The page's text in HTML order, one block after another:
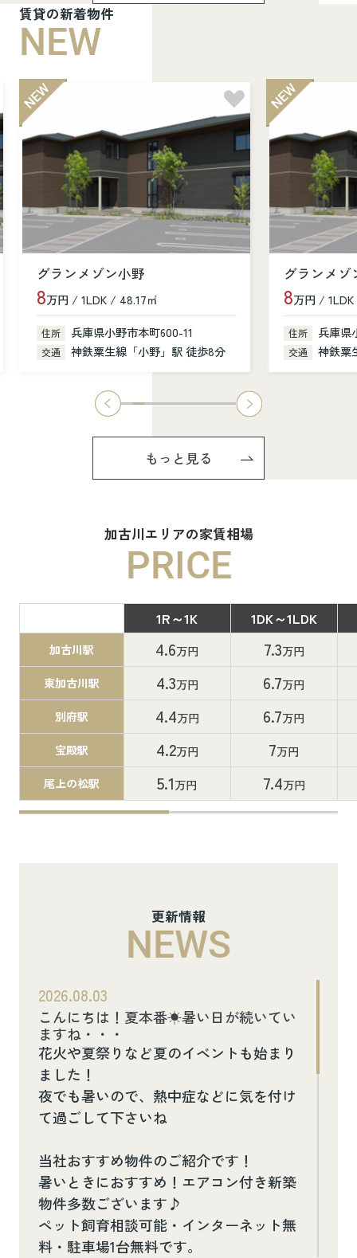
賃貸の新着物件
NEW
グランメゾン小野
8万円 / 1LDK / 48.17㎡
住所 兵庫県小野市本町600-11
交通 神鉄粟生線「小野」駅 徒歩8分
グランメゾ
8万円 /
住所 兵庫県
交通 神鉄粟
もっと見る
加古川エリアの家賃相場
PRICE
1R～1K 1DK～1LDK
加古川駅 4.6万円 7.3万円
東加古川駅 4.3万円 6.7万円
別府駅 4.4万円 6.7万円
宝殿駅 4.2万円 7万円
尾上の松駅 5.1万円 7.4万円
更新情報
NEWS
2026.08.03
こんにちは！夏本番☀暑い日が続いてい
ますね・・・
花火や夏祭りなど夏のイベントも始まり
ました！
夜でも暑いので、熱中症などに気を付け
て過ごして下さいね
当社おすすめ物件のご紹介です！
暑いときにおすすめ！エアコン付き新築
物件多数ございます♪
ペット飼育相談可能・インターネット無
料・駐車場1台無料です。